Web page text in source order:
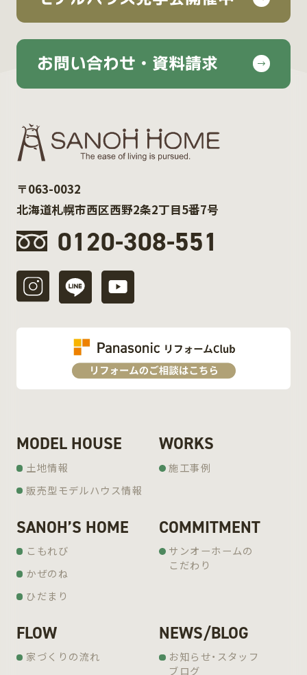
お問い合わせ・資料請求
〒063-0032
北海道札幌市西区西野2条2丁目5番7号
0120-308-551
MODEL HOUSE
土地情報
販売型モデルハウス情報
WORKS
施工事例
SANOH’S HOME
こもれび
かぜのね
ひだまり
COMMITMENT
サンオーホームの
こだわり
FLOW
家づくりの流れ
NEWS/BLOG
お知らせ・スタッフ
ブログ